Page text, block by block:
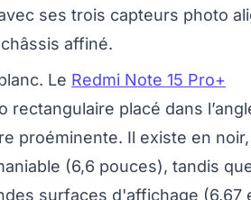
ses trois capteurs photo
affiné.
Le Redmi Note 15 Pro+
placé dans
proéminente. Il existe en noir,
(6,6 pouces), tandis
surfaces d'affichage (6,67